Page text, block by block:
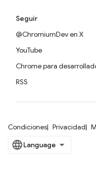
Seguir
@ChromiumDev en X
YouTube
Chrome para
RSS
Condiciones Privacidad